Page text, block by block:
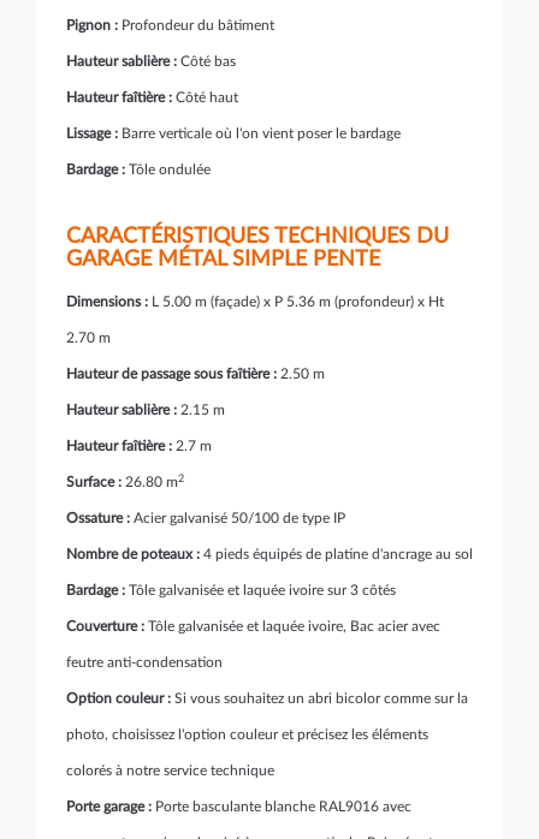
Pignon : Profondeur du bâtiment
Hauteur sablière : Côté bas
Hauteur faîtière : Côté haut
Lissage : Barre verticale où l'on vient poser le bardage
Bardage : Tôle ondulée
CARACTÉRISTIQUES TECHNIQUES DU
GARAGE MÉTAL SIMPLE PENTE
Dimensions : L 5.00 m (façade) x P 5.36 m (profondeur) x Ht
2.70 m
Hauteur de passage sous faîtière : 2.50 m
Hauteur sablière : 2.15 m
Hauteur faîtière : 2.7 m
Surface : 26.80 m2
Ossature : Acier galvanisé 50/100 de type IP
Nombre de poteaux : 4 pieds équipés de platine d'ancrage au sol
Bardage : Tôle galvanisée et laquée ivoire sur 3 côtés
Couverture : Tôle galvanisée et laquée ivoire, Bac acier avec
feutre anti-condensation
Option couleur : Si vous souhaitez un abri bicolor comme sur la
photo, choisissez l'option couleur et précisez les éléments
colorés à notre service technique
Porte garage : Porte basculante blanche RAL9016 avec